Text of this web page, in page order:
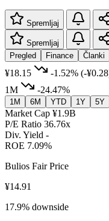
Spremljaj
Spremljaj
Pregled
Finance Članki
¥18.15 -1.52% (-
1M
-24.47%
1M 6M YTD 1Y 5Y
Market Cap ¥1.9B
P/E Ratio 36.76x
Div. Yield -
ROE 7.09%
Bulios Fair Price
¥14.91
17.9% downside